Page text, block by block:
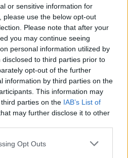
or sensitive information for
please use the below opt-out
Please note that after your
you may continue seeing
personal information utilized by
to third parties prior to
opt-out of the further
information by third parties on the
This information may
parties on the IAB’s List of
may further disclose it to other
app uses one or more Google
Opt Outs